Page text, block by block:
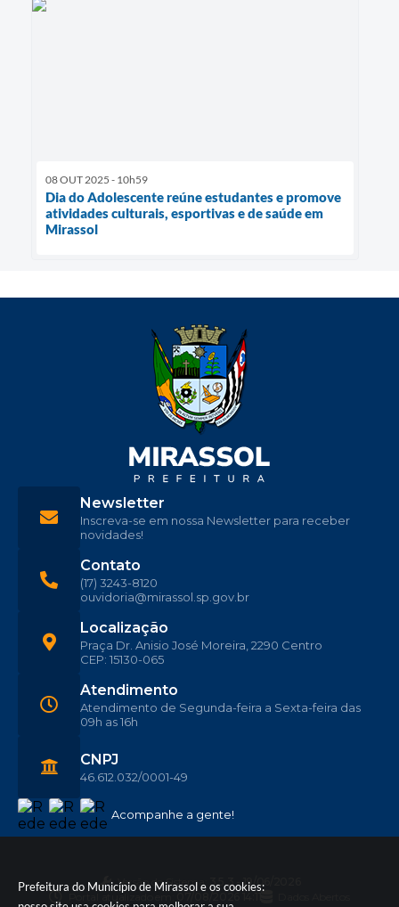
Prefeitura do Município de Mirassol e os cookies:
08 OUT 2025 - 10h59
Dia do Adolescente reúne estudantes e promove
atividades culturais, esportivas e de saúde em
Mirassol
Acompanhe a gente!
Localização
Praça Dr. Anisio José Moreira, 2290 Centro
CEP: 15130-065
Contato
(17) 3243-8120
ouvidoria@mirassol.sp.gov.br
Atendimento
Atendimento de Segunda-feira a Sexta-feira das
09h as 16h
CNPJ
46.612.032/0001-49
Newsletter
Inscreva-se em nossa Newsletter para receber
novidades!
Versão do Sistema: 3.5.3 - 19/06/2026
Portal atualizado em: